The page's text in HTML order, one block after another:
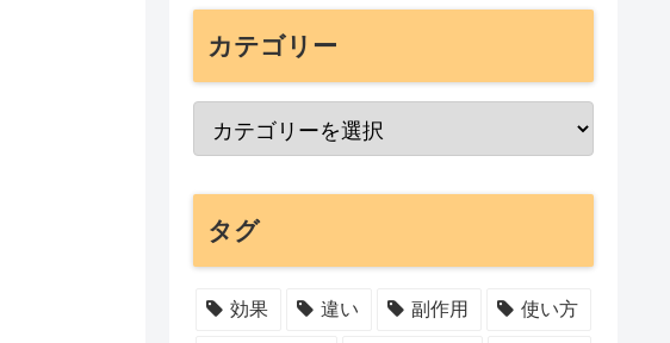
カテゴリー
タグ
効果 違い 副作用 使い方